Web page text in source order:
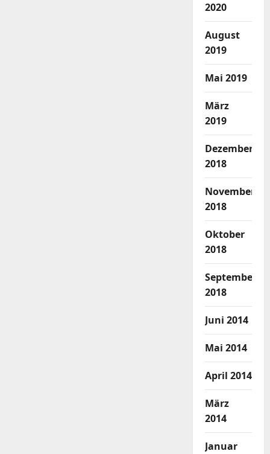
2020
August
2019
Mai 2019
März
2019
Dezember
2018
November
2018
Oktober
2018
September
2018
Juni 2014
Mai 2014
April 2014
März
2014
Januar